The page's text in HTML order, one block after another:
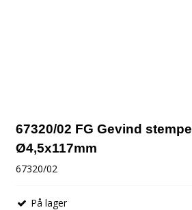
67320/02 FG Gevind
Ø4,5x117mm
67320/02
På lager